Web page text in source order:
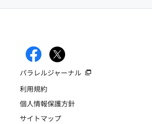
パラレルジャーナル
利用規約
個人情報保護方針
サイトマップ